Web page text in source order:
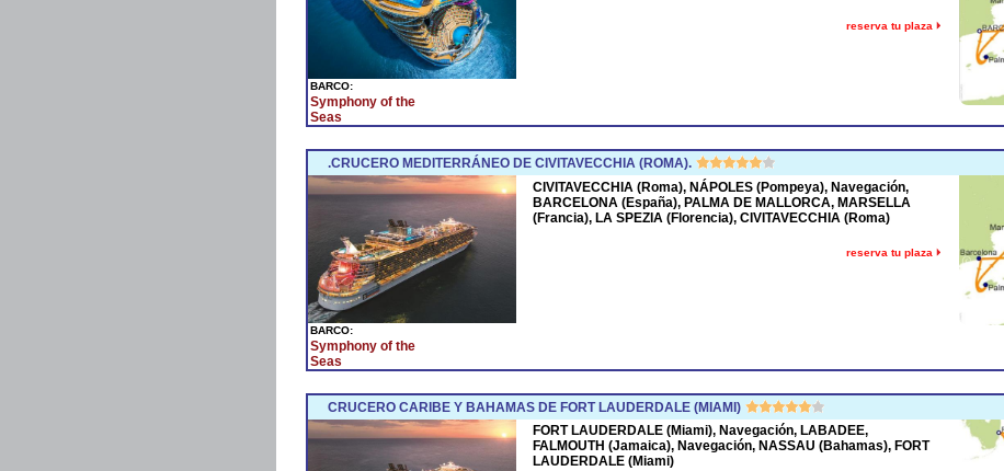
BARCO:
Symphony of the
Seas
reserva tu plaza
.CRUCERO MEDITERRÁNEO DE CIVITAVECCHIA (ROMA).
BARCO:
Symphony of the
Seas
CIVITAVECCHIA (Roma), NÁPOLES (Pompeya), Navegación,
BARCELONA (España), PALMA DE MALLORCA, MARSELLA
(Francia), LA SPEZIA (Florencia), CIVITAVECCHIA (Roma)
reserva tu plaza
CRUCERO CARIBE Y BAHAMAS DE FORT LAUDERDALE (MIAMI)
FORT LAUDERDALE (Miami), Navegación, LABADEE,
FALMOUTH (Jamaica), Navegación, NASSAU (Bahamas), FORT
LAUDERDALE (Miami)